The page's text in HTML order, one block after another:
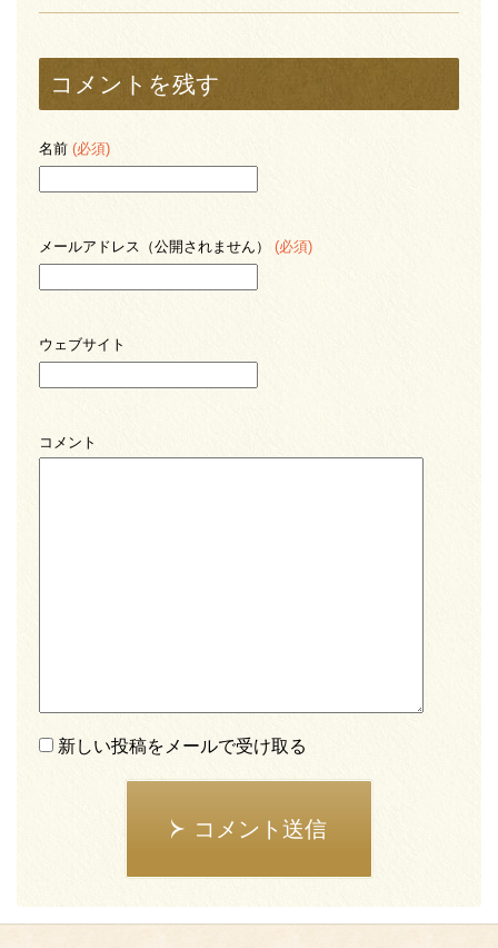
コメントを残す
名前 (必須)
メールアドレス（公開されません） (必須)
ウェブサイト
コメント
新しい投稿をメールで受け取る
コメント送信